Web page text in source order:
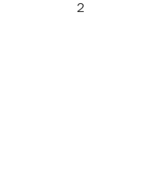
戸 ２